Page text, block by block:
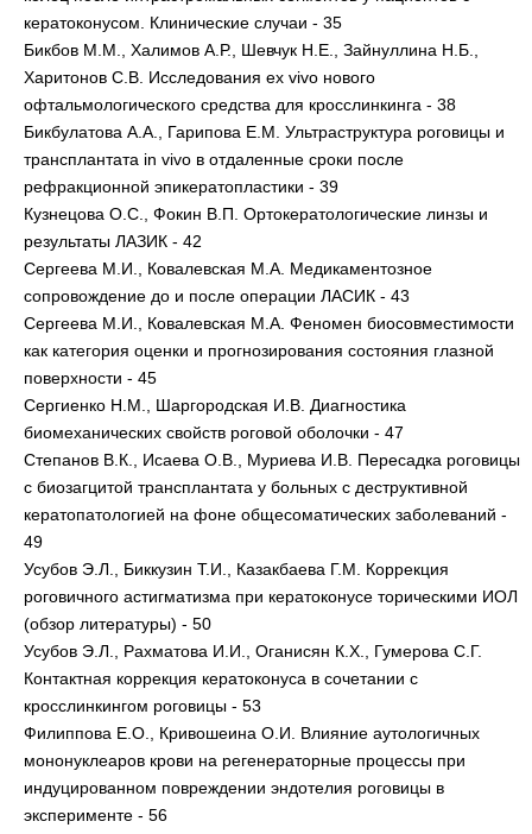
кератоконусом. Клинические случаи - 35
Бикбов М.М., Халимов А.Р., Шевчук Н.Е., Зайнуллина Н.Б.,
Харитонов С.В. Исследования ex vivo нового
офтальмологического средства для кросслинкинга - 38
Бикбулатова А.А., Гарипова Е.М. Ультраструктура роговицы и
трансплантата in vivo в отдаленные сроки после
рефракционной эпикератопластики - 39
Кузнецова О.С., Фокин В.П. Ортокератологические линзы и
результаты ЛАЗИК - 42
Сергеева М.И., Ковалевская М.А. Медикаментозное
сопровождение до и после операции ЛАСИК - 43
Сергеева М.И., Ковалевская М.А. Феномен биосовместимости
как категория оценки и прогнозирования состояния глазной
поверхности - 45
Сергиенко Н.М., Шаргородская И.В. Диагностика
биомеханических свойств роговой оболочки - 47
Степанов В.К., Исаева О.В., Муриева И.В. Пересадка роговицы
с биозагцитой трансплантата у больных с деструктивной
кератопатологией на фоне общесоматических заболеваний -
49
Усубов Э.Л., Биккузин Т.И., Казакбаева Г.М. Коррекция
роговичного астигматизма при кератоконусе торическими ИОЛ
(обзор литературы) - 50
Усубов Э.Л., Рахматова И.И., Оганисян К.Х., Гумерова С.Г.
Контактная коррекция кератоконуса в сочетании с
кросслинкингом роговицы - 53
Филиппова Е.О., Кривошеина О.И. Влияние аутологичных
мононуклеаров крови на регенераторные процессы при
индуцированном повреждении эндотелия роговицы в
эксперименте - 56